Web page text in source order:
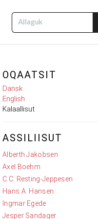
Allaguk
OQAATSIT
Dansk
English
Kalaallisut
ASSILIISUT
Alberth Jakobsen
Axel Boehm
C.C. Resting-Jeppesen
Hans A. Hansen
Ingmar Egede
Jesper Sandager